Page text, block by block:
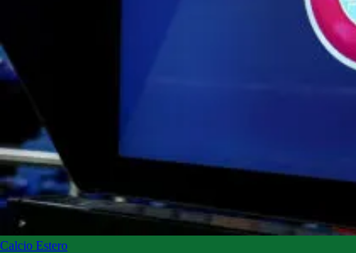
Calcio Estero